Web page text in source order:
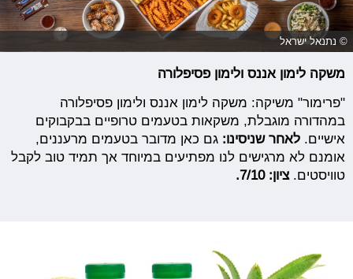
© נתנאל ישראל
משקה לימון אננס ולימון פסיפלורה
"פרימור" משיקה: משקה לימון אננס ולימון פסיפלורה
במהדורה מוגבלת, משקאות בטעמים טרופיים בבקבוקים
אישיים. לאחר שניסינו: גם כאן מדובר בטעמים מרעננים,
אומנם לא מרגישים לנו מפתיעים במיוחד אך תמיד טוב לקבל
טוויסטים.ציון: 7/10.